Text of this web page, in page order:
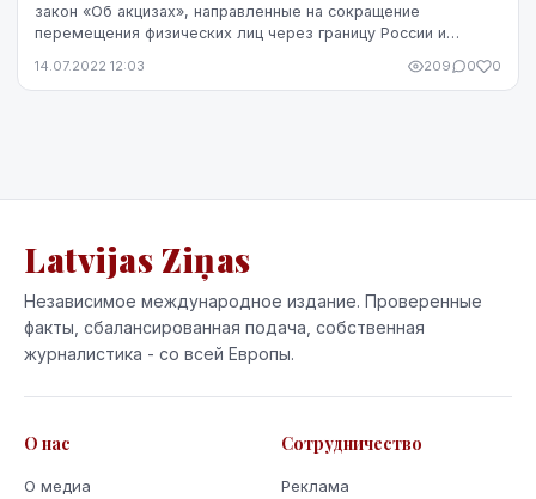
закон «Об акцизах», направленные на сокращение
перемещения физических лиц через границу России и
14.07.2022 12:03 209 0 0
Latvijas Ziņas
Независимое международное издание. Проверенные
факты, сбалансированная подача, собственная
журналистика - со всей Европы.
О нас
О медиа
Сотрудничество
Реклама